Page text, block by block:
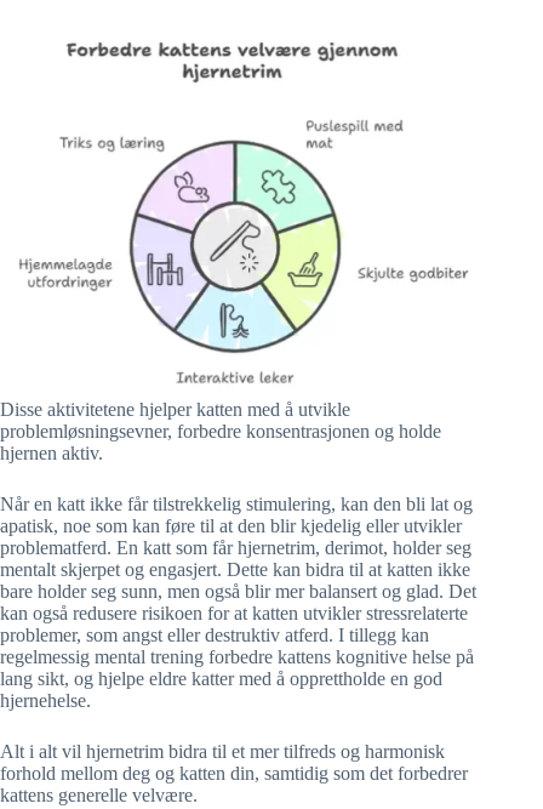
Disse aktivitetene hjelper katten med å utvikle
problemløsningsevner, forbedre konsentrasjonen og holde
hjernen aktiv.
Når en katt ikke får tilstrekkelig stimulering, kan den bli lat og
apatisk, noe som kan føre til at den blir kjedelig eller utvikler
problematferd. En katt som får hjernetrim, derimot, holder seg
mentalt skjerpet og engasjert. Dette kan bidra til at katten ikke
bare holder seg sunn, men også blir mer balansert og glad. Det
kan også redusere risikoen for at katten utvikler stressrelaterte
problemer, som angst eller destruktiv atferd. I tillegg kan
regelmessig mental trening forbedre kattens kognitive helse på
lang sikt, og hjelpe eldre katter med å opprettholde en god
hjernehelse.
Alt i alt vil hjernetrim bidra til et mer tilfreds og harmonisk
forhold mellom deg og katten din, samtidig som det forbedrer
kattens generelle velvære.